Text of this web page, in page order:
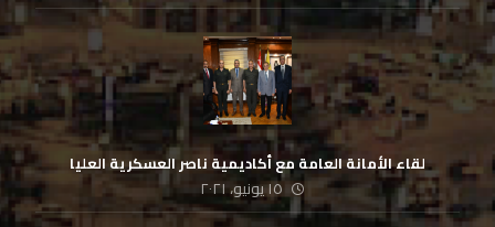
لقاء الأمانة العامة مع أكاديمية ناصر العسكرية العليا
١٥ يونيو، ٢٠٢١